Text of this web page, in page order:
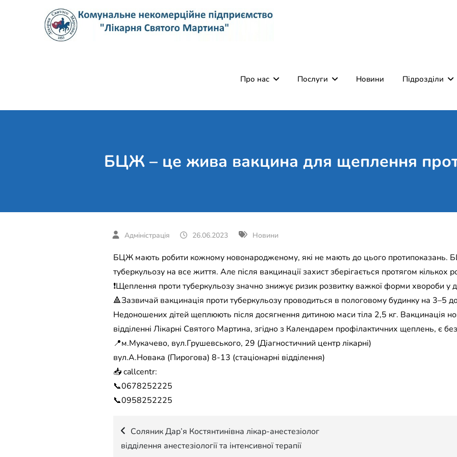
Про нас Послуги Новини Підрозділи
БЦЖ – це жива вакцина для щеплення
26.06.2023 Новини
БЦЖ мають робити кожному новонародженому, які не мають до цього протипоказань.
туберкульозу на все життя. Але після вакцинації захист зберігається протягом кількох
❗Щеплення проти туберкульозу значно знижує ризик розвитку важкої форми хвороби у
🔺Зазвичай вакцинація проти туберкульозу проводиться в пологовому будинку на 3–5
Недоношених дітей щеплюють після досягнення дитиною маси тіла 2,5 кг. Вакцинація
відділенні Лікарні Святого Мартина, згідно з Календарем профілактичних щеплень, є
📍м.Мукачево, вул.Грушевського, 29 (Діагностичний центр лікарні)
вул.А.Новака (Пирогова) 8-13 (стаціонарні відділення)
📥 callcentr:
📞0678252225
📞0958252225
Навігація
Соляник Дар’я Костянтинівна лікар-анестезіолог
відділення анестезіології та інтенсивної терапії